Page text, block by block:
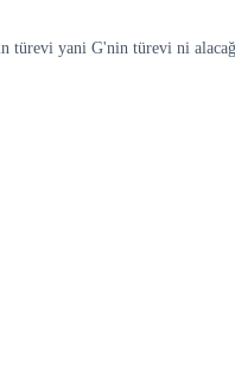
türevi yani G'nin türevi ni